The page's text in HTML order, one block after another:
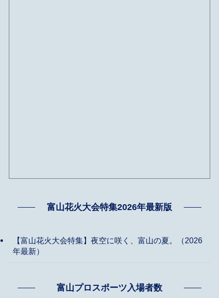
富山花火大会特集2026年最新版
【富山花火大会特集】夜空に咲く、富山の夏。（2026
年最新）
富山プロスポーツ入場者数